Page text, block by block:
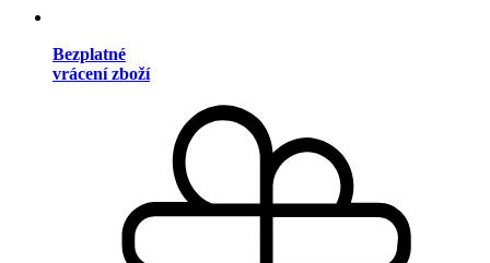
Bezplatné
vrácení zboží